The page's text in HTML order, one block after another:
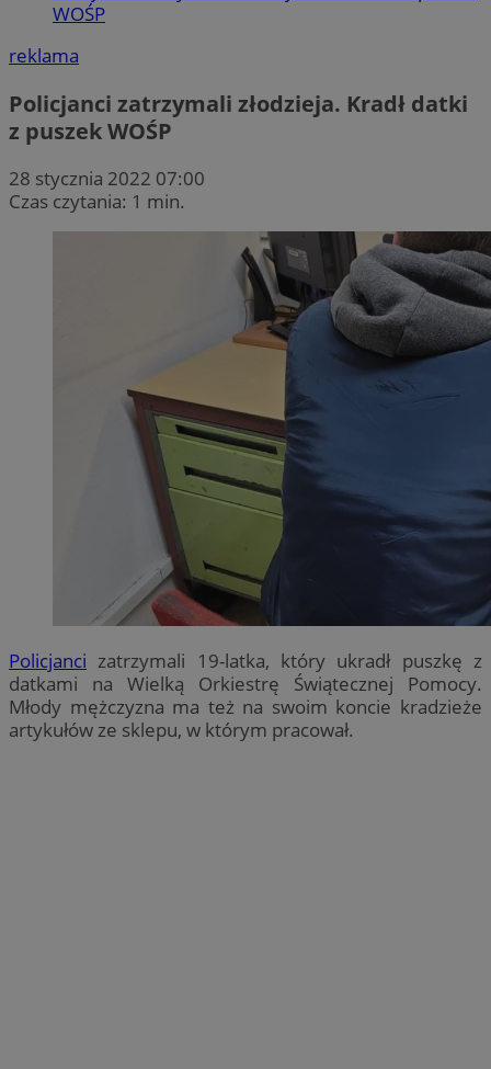
WOŚP
reklama
Policjanci zatrzymali złodzieja. Kradł datki
z puszek WOŚP
28 stycznia 2022 07:00
Czas czytania: 1 min.
Policjanci zatrzymali 19-latka, który ukradł puszkę z
datkami na Wielką Orkiestrę Świątecznej Pomocy.
Młody mężczyzna ma też na swoim koncie kradzieże
artykułów ze sklepu, w którym pracował.